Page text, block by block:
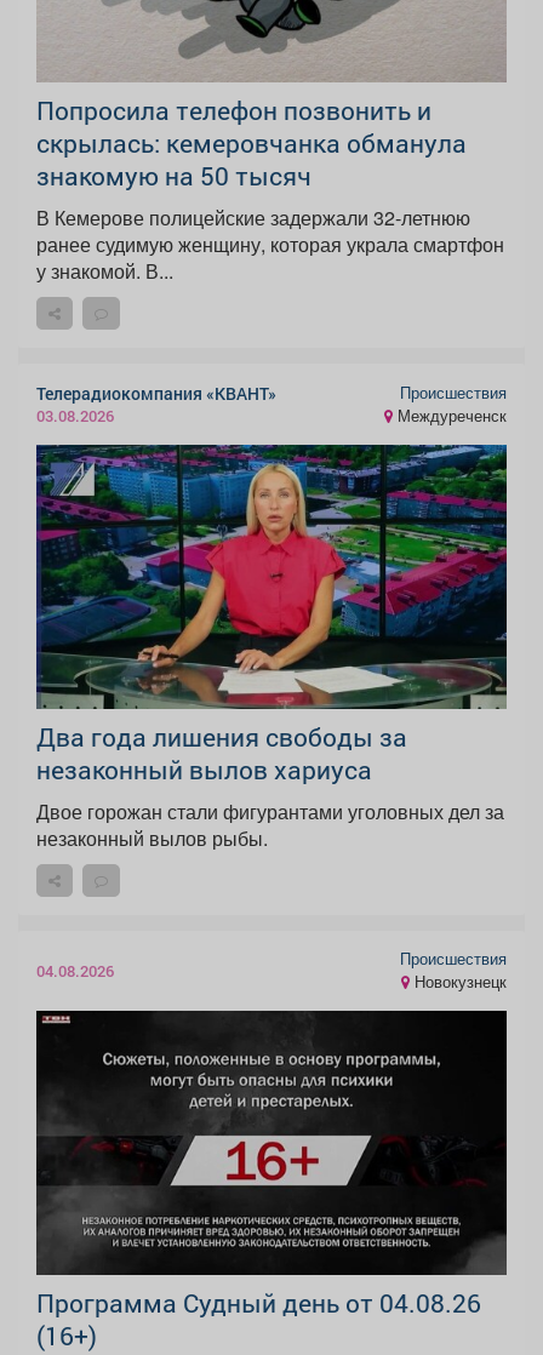
Попросила телефон позвонить и
скрылась: кемеровчанка обманула
знакомую на 50 тысяч
В Кемерове полицейские задержали 32-летнюю
ранее судимую женщину, которая украла смартфон
у знакомой. В...
Телерадиокомпания «КВАНТ»
03.08.2026
Происшествия
Междуреченск
Два года лишения свободы за
незаконный вылов хариуса
Двое горожан стали фигурантами уголовных дел за
незаконный вылов рыбы.
04.08.2026
Происшествия
Новокузнецк
Программа Судный день от 04.08.26
(16+)